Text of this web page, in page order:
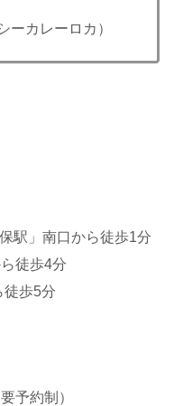
ーカレーロカ）
駅」南口から徒歩1分
徒歩4分
徒歩5分
予約制）